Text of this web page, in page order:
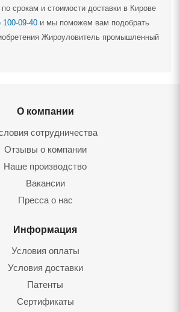
срокам и стоимости доставки в Кирове
100-09-40 и мы поможем вам подобрать
Жироуловитель промышленный
О компании
сотрудничества
Отзывы о компании
Наше производство
Вакансии
Пресса о нас
Информация
Условия оплаты
Условия доставки
Патенты
Сертификаты